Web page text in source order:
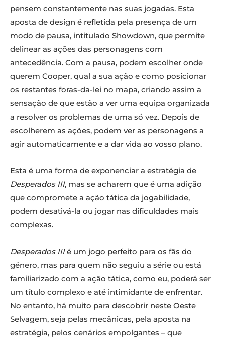
pensem constantemente nas suas jogadas. Esta
aposta de design é refletida pela presença de um
modo de pausa, intitulado Showdown, que permite
delinear as ações das personagens com
antecedência. Com a pausa, podem escolher onde
querem Cooper, qual a sua ação e como posicionar
os restantes foras-da-lei no mapa, criando assim a
sensação de que estão a ver uma equipa organizada
a resolver os problemas de uma só vez. Depois de
escolherem as ações, podem ver as personagens a
agir automaticamente e a dar vida ao vosso plano.
Esta é uma forma de exponenciar a estratégia de
Desperados III, mas se acharem que é uma adição
que compromete a ação tática da jogabilidade,
podem desativá-la ou jogar nas dificuldades mais
complexas.
Desperados IIIé um jogo perfeito para os fãs do
género, mas para quem não seguiu a série ou está
familiarizado com a ação tática, como eu, poderá ser
um título complexo e até intimidante de enfrentar.
No entanto, há muito para descobrir neste Oeste
Selvagem, seja pelas mecânicas, pela aposta na
estratégia, pelos cenários empolgantes – que